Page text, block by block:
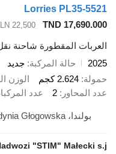
Lorries
TND
PLN 22,500
≈ €5,225
شاحنة نقل السيارات
المركبة جديد
كجم
الوزن الصافي 876 كجم
2 عدد المركبات 1